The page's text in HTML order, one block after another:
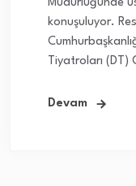
Müdürlüğünde
konuşuluyor.
Tiyatroları (DT)
Devam